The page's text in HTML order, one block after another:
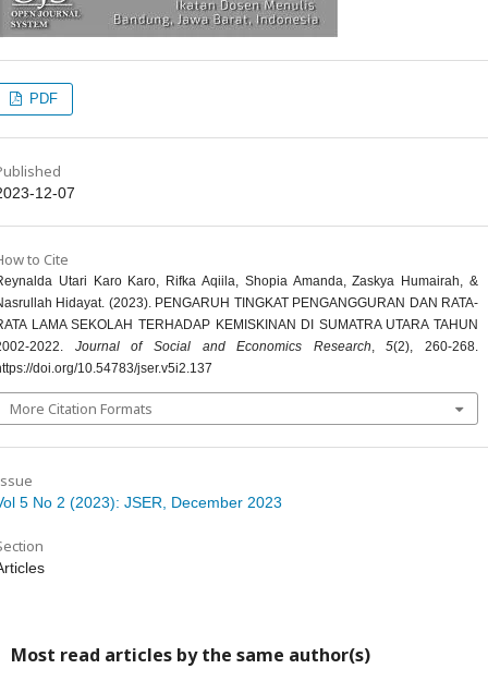
PDF
12-07
to Cite
Utari Karo Karo, Rifka Aqiila, Shopia Amanda, Zaskya Humairah, &
Hidayat. (2023). PENGARUH TINGKAT PENGANGGURAN DAN RATA-
LAMA SEKOLAH TERHADAP KEMISKINAN DI SUMATRA UTARA TAHUN
2022. Journal of Social and Economics Research,5(2), 260-268.
doi.org/10.54783/jser.v5i2.137
More Citation Formats
5 No 2 (2023): JSER, December 2023
Most read articles by the same author(s)